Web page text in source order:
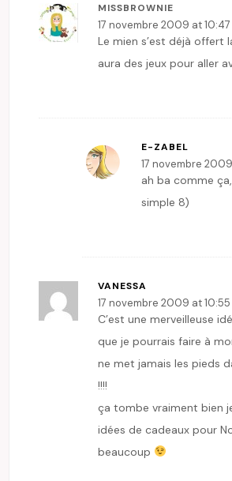
MISSBROWNIE
17 novembre 2009 at 10:47
Le mien s’est déjà offert
aura des jeux pour aller
E-ZABEL
17 novembre
ah ba comme
simple 8)
VANESSA
17 novembre 2009 at 10:55
C’est une merveilleuse
que je pourrais faire à
ne met jamais les pieds
!!!!
ça tombe vraiment bien
idées de cadeaux pour
beaucoup